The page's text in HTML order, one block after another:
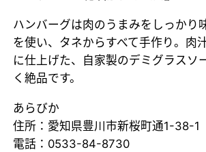
ハンバーグは肉のうまみをしっかり
を使い、タネからすべて手作り。肉
に仕上げた、自家製のデミグラスソ
く絶品です。
あらびか
住所：愛知県豊川市新桜町通1-38-1
電話：0533-84-8730